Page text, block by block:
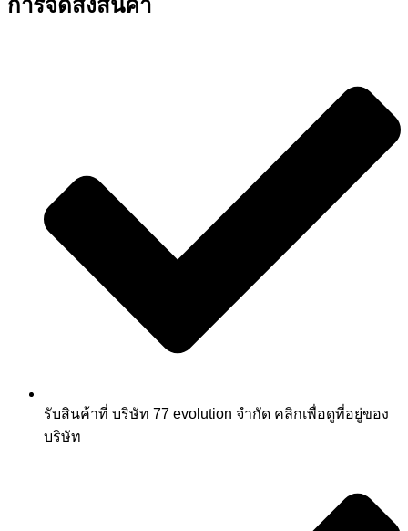
รับสินค้าที่ บริษัท 77 evolution จำกัด คลิกเพื่อดูที่อยู่ของ
บริษัท